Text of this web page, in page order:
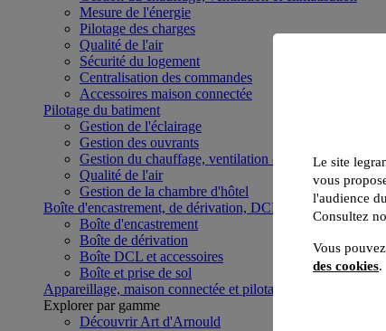
Mesure de l'énergie
Pilotage des charges
Qualité de l'air
Sécurité du logement
Centralisation des commandes
Accessoires maison connectée
Pilotage du batiment
Gestion de l'éclairage
Gestion des ouvrants
Gestion du chauffage, ventilation et climatisation
Qualité de l'air
Gestion de la chambre d'hôtel
Boîte d'encastrement, de dérivation, DCL et boîte de sol
Boîte d'encastrement
Boîte de dérivation
Boîte DCL et accessoires
Boîte et prise de sol
Appareillage, maison connectée et pilotage du bâtiment
Explorer par gamme
Découvrir Art d'Arnould
Le site
vous
l'audience
Consultez
Vous
des cookies.